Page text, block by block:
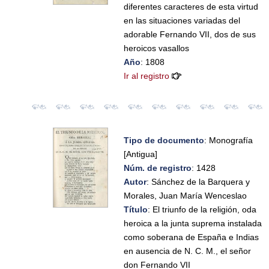
diferentes caracteres de esta virtud
en las situaciones variadas del
adorable Fernando VII, dos de sus
heroicos vasallos
Año: 1808
Ir al registro
Tipo de documento: Monografía
[Antigua]
Núm. de registro: 1428
Autor: Sánchez de la Barquera y
Morales, Juan María Wenceslao
Título: El triunfo de la religión, oda
heroica a la junta suprema instalada
como soberana de España e Indias
en ausencia de N. C. M., el señor
don Fernando VII